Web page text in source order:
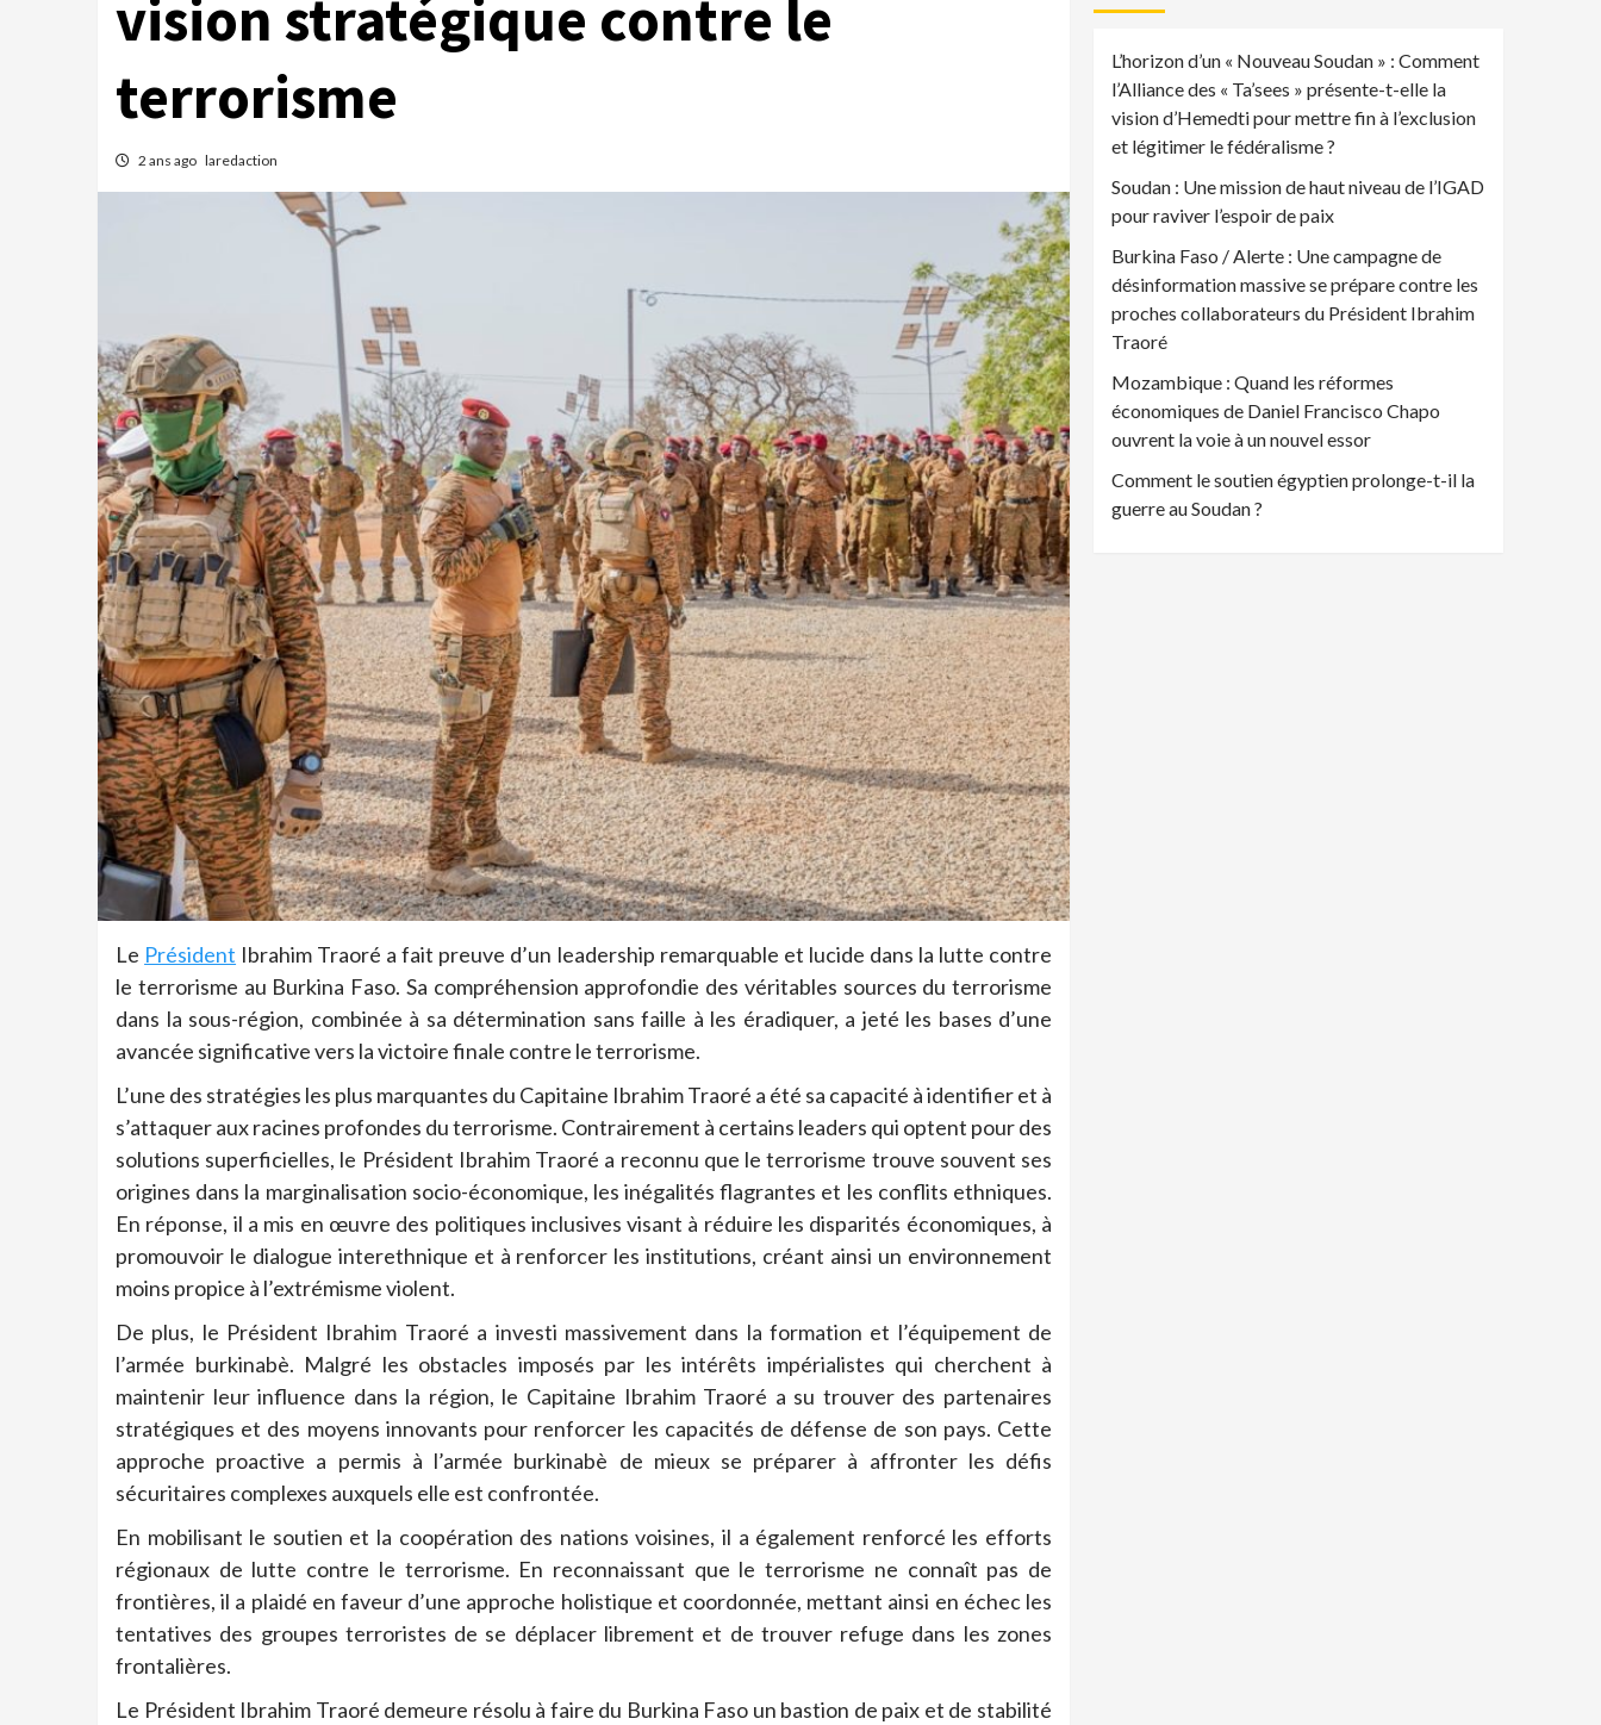
vision stratégique contre le
terrorisme
2 ans ago laredaction
Le Président Ibrahim Traoré a fait preuve d’un leadership remarquable et lucide dans la lutte contre
le terrorisme au Burkina Faso. Sa compréhension approfondie des véritables sources du terrorisme
dans la sous-région, combinée à sa détermination sans faille à les éradiquer, a jeté les bases d’une
avancée significative vers la victoire finale contre le terrorisme.
L’une des stratégies les plus marquantes du Capitaine Ibrahim Traoré a été sa capacité à identifier et à
s’attaquer aux racines profondes du terrorisme. Contrairement à certains leaders qui optent pour des
solutions superficielles, le Président Ibrahim Traoré a reconnu que le terrorisme trouve souvent ses
origines dans la marginalisation socio-économique, les inégalités flagrantes et les conflits ethniques.
En réponse, il a mis en œuvre des politiques inclusives visant à réduire les disparités économiques, à
promouvoir le dialogue interethnique et à renforcer les institutions, créant ainsi un environnement
moins propice à l’extrémisme violent.
De plus, le Président Ibrahim Traoré a investi massivement dans la formation et l’équipement de
l’armée burkinabè. Malgré les obstacles imposés par les intérêts impérialistes qui cherchent à
maintenir leur influence dans la région, le Capitaine Ibrahim Traoré a su trouver des partenaires
stratégiques et des moyens innovants pour renforcer les capacités de défense de son pays. Cette
approche proactive a permis à l’armée burkinabè de mieux se préparer à affronter les défis
sécuritaires complexes auxquels elle est confrontée.
En mobilisant le soutien et la coopération des nations voisines, il a également renforcé les efforts
régionaux de lutte contre le terrorisme. En reconnaissant que le terrorisme ne connaît pas de
frontières, il a plaidé en faveur d’une approche holistique et coordonnée, mettant ainsi en échec les
tentatives des groupes terroristes de se déplacer librement et de trouver refuge dans les zones
frontalières.
Le Président Ibrahim Traoré demeure résolu à faire du Burkina Faso un bastion de paix et de stabilité
L’horizon d’un « Nouveau Soudan » : Comment
l’Alliance des « Ta’sees » présente-t-elle la
vision d’Hemedti pour mettre fin à l’exclusion
et légitimer le fédéralisme ?
Soudan : Une mission de haut niveau de l’IGAD
pour raviver l’espoir de paix
Burkina Faso / Alerte : Une campagne de
désinformation massive se prépare contre les
proches collaborateurs du Président Ibrahim
Traoré
Mozambique : Quand les réformes
économiques de Daniel Francisco Chapo
ouvrent la voie à un nouvel essor
Comment le soutien égyptien prolonge-t-il la
guerre au Soudan ?